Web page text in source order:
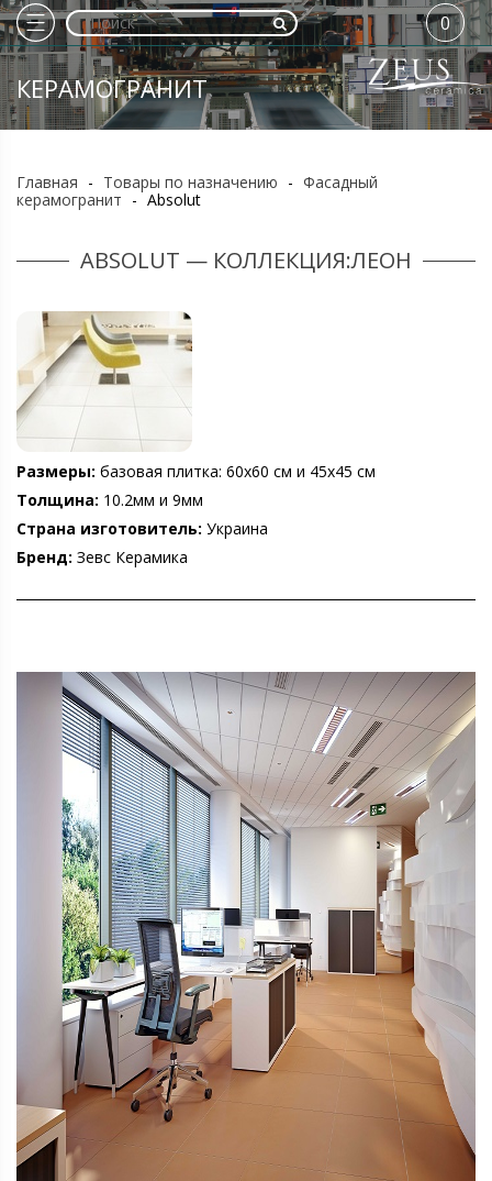
КЕРАМОГРАНИТ
0
Главная - Товары по назначению - Фасадный
керамогранит - Absolut
ABSOLUT — КОЛЛЕКЦИЯ:ЛЕОН
Размеры: базовая плитка: 60х60 см и 45х45 см
Толщина: 10.2мм и 9мм
Страна изготовитель: Украина
Бренд: Зевс Керамика